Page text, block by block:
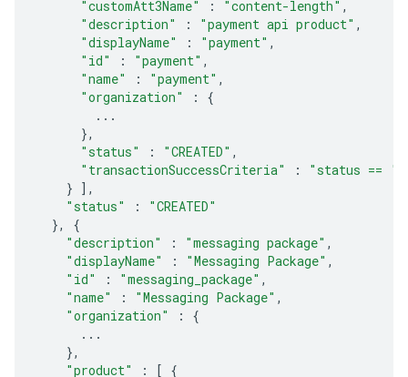
"customAtt3Name"
: "content-length" ,
"description"
: "payment api product" ,
"displayName"
: "payment" ,
"id"
: "payment" ,
"name"
: "payment" ,
"organization"
:
{
...
},
"status"
: "CREATED" ,
"transactionSuccessCriteria"
:
"status ==
} ],
"status"
:
"CREATED"
},
{
"description"
: "messaging package" ,
"displayName"
: "Messaging Package" ,
"id"
: "messaging_package" ,
"name"
: "Messaging Package" ,
"organization"
:
{
...
},
"product"
: [ {